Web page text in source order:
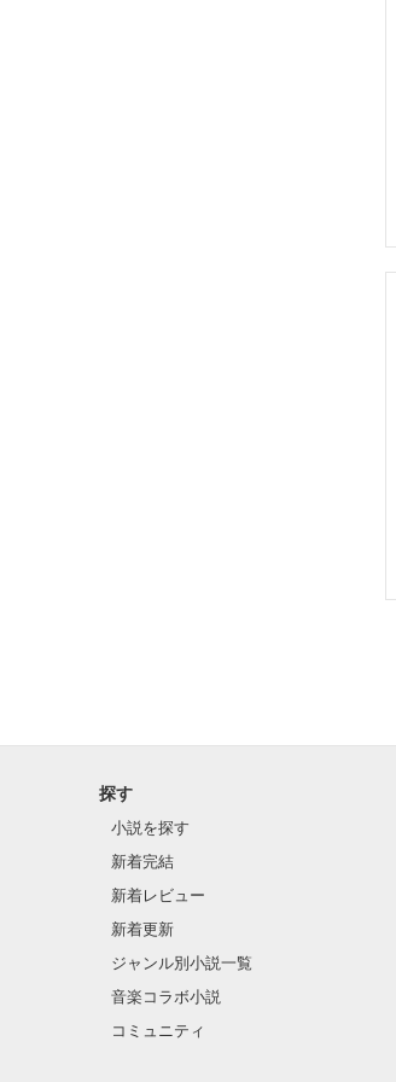
探す
小説を探す
新着完結
新着レビュー
新着更新
ジャンル別小説一覧
音楽コラボ小説
コミュニティ